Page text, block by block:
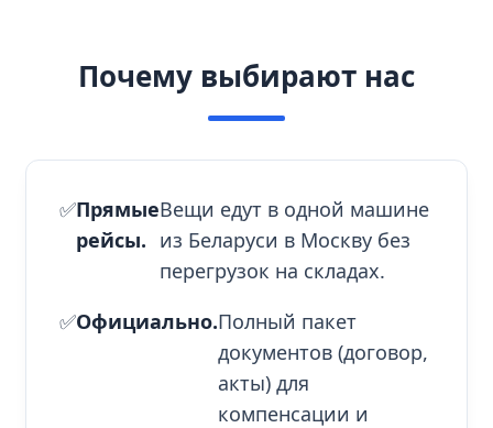
Почему выбирают нас
✅Прямые
рейсы.
Вещи едут в одной машине
из Беларуси в Москву без
перегрузок на складах.
✅Официально.Полный пакет
документов (договор,
акты) для
компенсации и